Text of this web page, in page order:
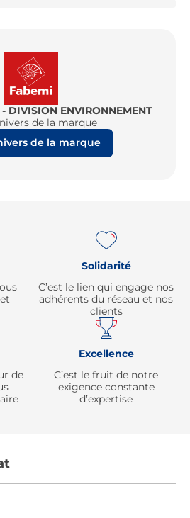
DIVISION ENVIRONNEMENT
de la marque
de la marque
Solidarité
C’est le lien qui engage nos
adhérents du réseau et nos
clients
de
Excellence
C’est le fruit de notre
exigence constante
d’expertise